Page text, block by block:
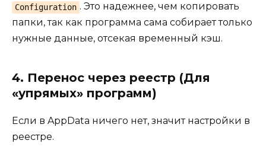
Configuration . Это надежнее, чем копировать
папки, так как программа сама собирает только
нужные данные, отсекая временный кэш.
4. Перенос через реестр (Для
«упрямых» программ)
Если в AppData ничего нет, значит настройки в
реестре.